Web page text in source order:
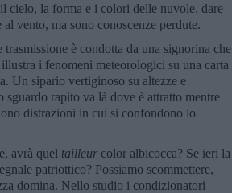
cielo, la forma e i colori delle nuvole, dare
al vento, ma sono conoscenze perdute.
trasmissione è condotta da una signorina che
illustra i fenomeni meteorologici su una carta
Un sipario vertiginoso su altezze e
rapito va là dove è attratto mentre
distrazioni in cui si confondono lo
avrà quel tailleur color albicocca? Se ieri la
patriottico? Possiamo scommettere,
domina. Nello studio i condizionatori